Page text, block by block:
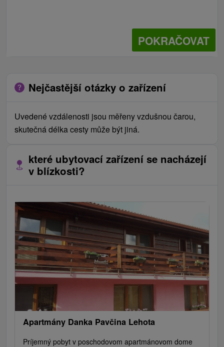
POKRAČOVAT
Nejčastější otázky o zařízení
Uvedené vzdálenosti jsou měřeny vzdušnou čarou,
skutečná délka cesty může být jiná.
které ubytovací zařízení se nacházejí
v blízkosti?
Apartmány Danka Pavčina Lehota
Príjemný pobyt v poschodovom apartmánovom dome